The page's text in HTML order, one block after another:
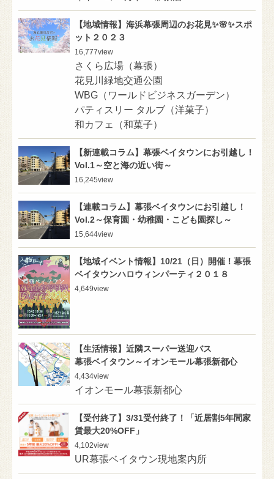
【地域情報】海浜幕張周辺のお花見✨🌸✨スポ
ット２０２３
16,777view
さくら広場（幕張）
花見川緑地交通公園
WBG（ワールドビジネスガーデン）
パティスリー タルブ（洋菓子）
和カフェ（和菓子）
【新連載コラム】幕張ベイタウンにお引越し！
Vol.1～空と海の近い街～
16,245view
【連載コラム】幕張ベイタウンにお引越し！
Vol.2～保育園・幼稚園・こども園探し～
15,644view
【地域イベント情報】10/21（日）開催！幕張
ベイタウンハロウィンパーティ２０１８
4,649view
【生活情報】近隣スーパー送迎バス
幕張ベイタウン～イオンモール幕張新都心
4,434view
イオンモール幕張新都心
【受付終了】3/31受付終了！「近居割5年間家
賃最大20%OFF」
4,102view
UR幕張ベイタウン現地案内所